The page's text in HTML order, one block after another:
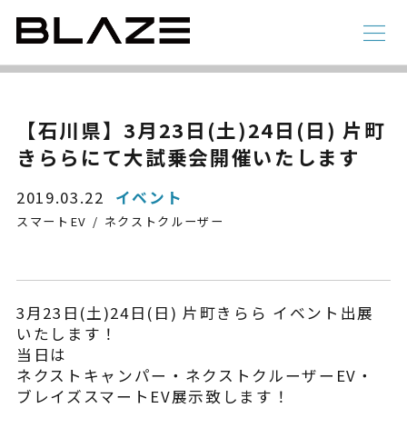
電動アシスト自転車
STYLE e-BIKE
電動アシスト自転車
NEWS
【石川県】3月23日(土)24日(日) 片町
きららにて大試乗会開催いたします
2019.03.22 イベント
スマートEV ネクストクルーザー
3月23日(土)24日(日) 片町きらら イベント出展
いたします！
当日は
ネクストキャンパー・ネクストクルーザーEV・
ブレイズスマートEV展示致します！